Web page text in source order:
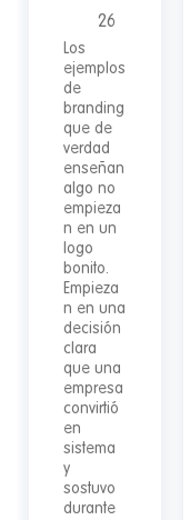
26
Los
ejemplos
de
branding
que de
verdad
enseñan
algo no
empieza
n en un
logo
bonito.
Empieza
n en una
decisión
clara
que una
empresa
convirtió
en
sistema
y
sostuvo
durante